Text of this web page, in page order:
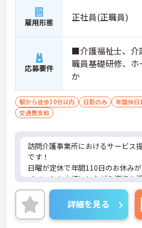
雇用形態 正社員(正職員)
応募要件
■介護福祉士、介
職員基礎研修、
か
駅から徒歩10分以内 日勤のみ 年間休日
交通費支給
訪問介護事業所におけるサービス
です！
日曜が定休で年間110日のお休み
イベートも大切にしながら資格を
修や勉強会などスキルアップを目
ています！
ご興味ある方には、面接のポイン
細をお話致しますのでお気軽にご
詳細を見る